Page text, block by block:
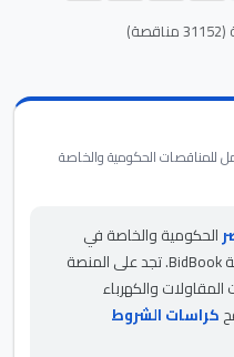
الحكومية والخاصة في
جميع محافظات مصر من خلال منصة BidBook. تجد على المنصة
والكهرباء
كراسات الشروط